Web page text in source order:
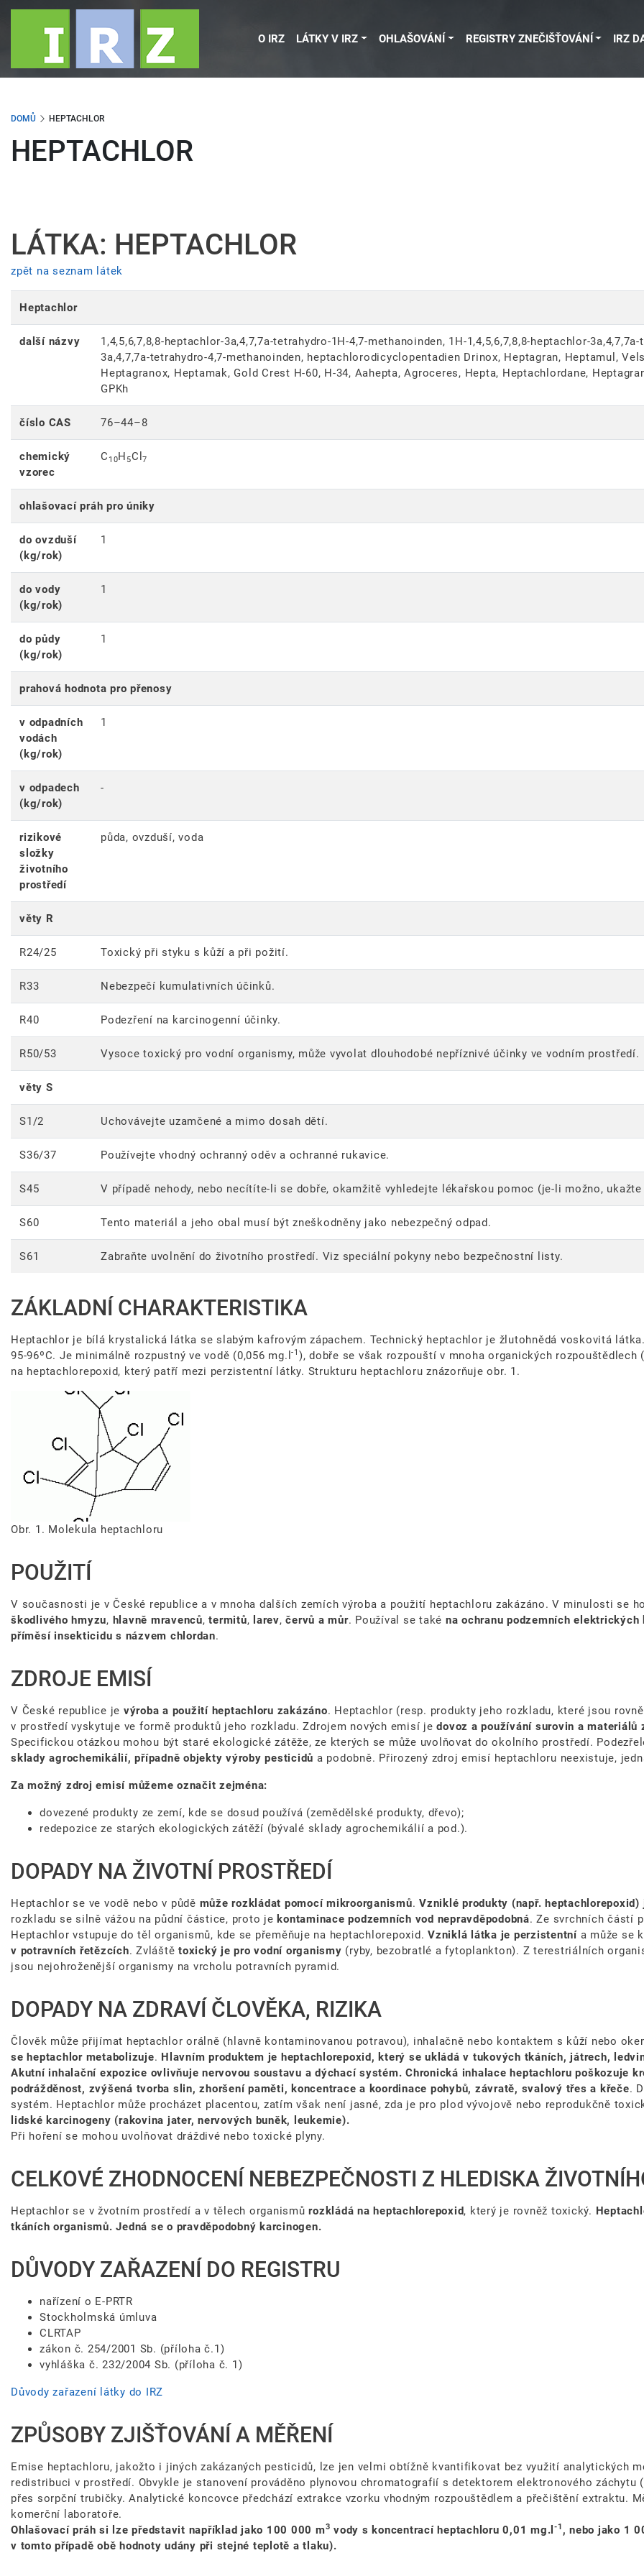
Přejít
O IRZ LÁTKY V IRZ OHLAŠOVÁNÍ REGISTRY ZNEČIŠŤOVÁNÍ IRZ
DOMŮ HEPTACHLOR
HEPTACHLOR
LÁTKA: HEPTACHLOR
zpět na seznam látek
Heptachlor
další názvy
1,4,5,6,7,8,8-heptachlor-3a,4,7,7a-tetrahydro-1H-4,7-methanoinden, 1H-1,4,5,6,7,8,8-heptachlor-
3a,4,7,7a-tetrahydro-4,7-methanoinden, heptachlorodi­cyclopentadien Drinox, Heptagran, Heptamul,
Heptagranox, Heptamak, Gold Crest H-60, H-34, Aahepta, Agroceres, Hepta, Heptachlordane,
GPKh
číslo CAS 76–44–8
chemický
vzorec
C 10H 5Cl7
ohlašovací práh pro úniky
do ovzduší
(kg/rok)
1
do vody
(kg/rok)
1
do půdy
(kg/rok)
1
prahová hodnota pro přenosy
v odpadních
vodách
(kg/rok)
1
v odpadech
(kg/rok)
-
rizikové
složky
životního
prostředí
půda, ovzduší, voda
věty R
R24/25 Toxický při styku s kůží a při požití.
R33 Nebezpečí kumulativních účinků.
R40 Podezření na karcinogenní účinky.
R50/53 Vysoce toxický pro vodní organismy, může vyvolat dlouhodobé nepříznivé účinky ve vodním prostředí.
věty S
S1/2 Uchovávejte uzamčené a mimo dosah dětí.
S36/37 Používejte vhodný ochranný oděv a ochranné rukavice.
S45 V případě nehody, nebo necítíte-li se dobře, okamžitě vyhledejte lékařskou pomoc (je-li možno,
S60 Tento materiál a jeho obal musí být zneškodněny jako nebezpečný odpad.
S61 Zabraňte uvolnění do životního prostředí. Viz speciální pokyny nebo bezpečnostní listy.
ZÁKLADNÍ CHARAKTERISTIKA
Heptachlor je bílá krystalická látka se slabým kafrovým zápachem. Technický heptachlor je žlutohnědá voskovitá
95-96ºC. Je minimálně rozpustný ve vodě (0,056 mg.l-1 ), dobře se však rozpouští v mnoha organických
na heptachlorepoxid, který patří mezi perzistentní látky. Strukturu heptachloru znázorňuje obr. 1.
Obr. 1. Molekula heptachloru
POUŽITÍ
V současnosti je v České republice a v mnoha dalších zemích výroba a použití heptachloru zakázáno. V minulosti se
škodlivého hmyzu, hlavně mravenců,termitů, larev,červů a můr. Používal se také na ochranu podzemních
příměsí insekticidu s názvem chlordan.
ZDROJE EMISÍ
V České republice je výroba a použití heptachloru zakázáno. Heptachlor (resp. produkty jeho rozkladu, které jsou
v prostředí vyskytuje ve formě produktů jeho rozkladu. Zdrojem nových emisí jedovoz a používání surovin a
Specifickou otázkou mohou být staré ekologické zátěže, ze kterých se může uvolňovat do okolního prostředí.
sklady agrochemikálií, případně objekty výroby pesticidů a podobně. Přirozený zdroj emisí heptachloru neexistuje,
Za možný zdroj emisí můžeme označit zejména:
dovezené produkty ze zemí, kde se dosud používá (zemědělské produkty, dřevo);
redepozice ze starých ekologických zátěží (bývalé sklady agrochemikálií a pod.).
DOPADY NA ŽIVOTNÍ PROSTŘEDÍ
Heptachlor se ve vodě nebo v půdě může rozkládat pomocí mikroorganismů. Vzniklé produkty (např.
rozkladu se silně vážou na půdní částice, proto je kontaminace podzemních vod nepravděpodobná. Ze svrchních částí
Heptachlor vstupuje do těl organismů, kde se přeměňuje na heptachlorepoxid. Vzniklá látka je perzistentnía může se
v potravních řetězcích. Zvláště toxický je pro vodní organismy (ryby, bezobratlé a fytoplankton). Z terestriálních
jsou nejohroženější organismy na vrcholu potravních pyramid.
DOPADY NA ZDRAVÍ ČLOVĚKA, RIZIKA
Člověk může přijímat heptachlor orálně (hlavně kontaminovanou potravou), inhalačně nebo kontaktem s kůží nebo
se heptachlor metabolizuje. Hlavním produktem je heptachlorepoxid, který se ukládá v tukových tkáních, játrech,
Akutní inhalační expozice ovlivňuje nervovou soustavu a dýchací systém. Chronická inhalace heptachloru poškozuje
podrážděnost, zvýšená tvorba slin, zhoršení paměti, koncentrace a koordinace pohybů, závratě, svalový třes a křeče.
systém. Heptachlor může procházet placentou, zatím však není jasné, zda je pro plod vývojově nebo reprodukčně
lidské karcinogeny (rakovina jater, nervových buněk, leukemie).
Při hoření se mohou uvolňovat dráždivé nebo toxické plyny.
CELKOVÉ ZHODNOCENÍ NEBEZPEČNOSTI Z HLEDISKA
Heptachlor se v žvotním prostředí a v tělech organismůrozkládá na heptachlorepoxid, který je rovněž toxický.
tkáních organismů. Jedná se o pravděpodobný karcinogen.
DŮVODY ZAŘAZENÍ DO REGISTRU
nařízení o E-PRTR
Stockholmská úmluva
CLRTAP
zákon č. 254/2001 Sb. (příloha č.1)
vyhláška č. 232/2004 Sb. (příloha č. 1)
Důvody zařazení látky do IRZ
ZPŮSOBY ZJIŠŤOVÁNÍ A MĚŘENÍ
Emise heptachloru, jakožto i jiných zakázaných pesticidů, lze jen velmi obtížně kvantifikovat bez využití analytických
redistribuci v prostředí. Obvykle je stanovení prováděno plynovou chromatografií s detektorem elektronového záchytu
přes sorpční trubičky. Analytické koncovce předchází extrakce vzorku vhodným rozpouštědlem a přečištění extraktu.
komerční laboratoře.
Ohlašovací práh si lze představit například ja ko 100 000 m3 vody s koncentrací heptachloru0,01 mg.l -1 , nebo jako 1
v tomto případě obě hodnoty udány při stejné teplotě a tlaku).